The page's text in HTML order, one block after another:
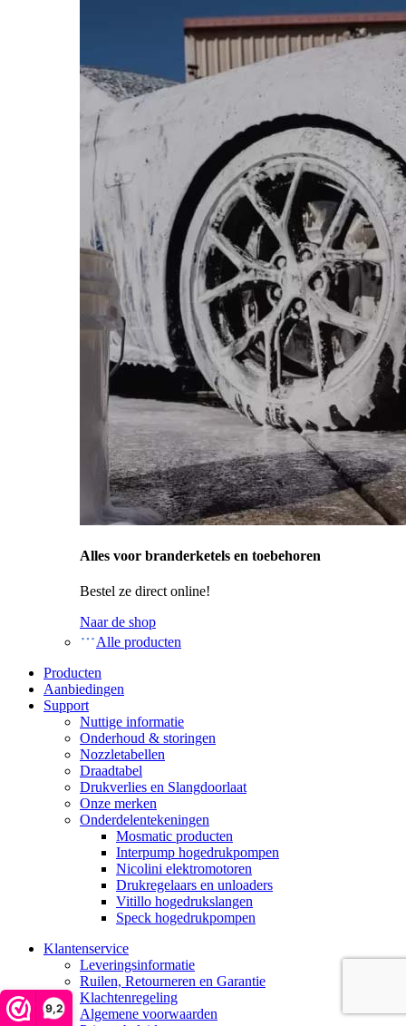
9,2
Alles voor branderketels en toebehoren
Bestel ze direct online!
Naar de shop
Alle producten
Producten
Aanbiedingen
Support
Nuttige informatie
Onderhoud & storingen
Nozzletabellen
Draadtabel
Drukverlies en Slangdoorlaat
Onze merken
Onderdelentekeningen
Mosmatic producten
Interpump hogedrukpompen
Nicolini elektromotoren
Drukregelaars en unloaders
Vitillo hogedrukslangen
Speck hogedrukpompen
Klantenservice
Leveringsinformatie
Ruilen, Retourneren en Garantie
Klachtenregeling
Algemene voorwaarden